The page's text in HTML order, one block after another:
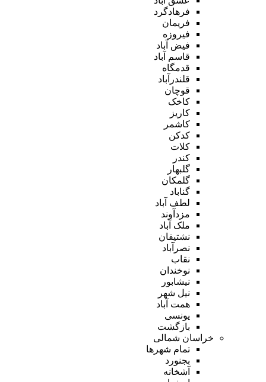
فرهادگرد
فریمان
فیروزه
فیض آباد
قاسم آباد
قدمگاه
قلندرآباد
قوچان
کاخک
کاریز
کاشمر
کدکن
کلات
کندر
گلبهار
گلمکان
گناباد
لطف آباد
مزدآوند
ملک آباد
نشتیفان
نصرآباد
نقاب
نوخندان
نیشابور
نیل شهر
همت آباد
یونسی
بازگشت
خراسان شمالی
تمام شهر‌ها
بجنورد
آشخانه